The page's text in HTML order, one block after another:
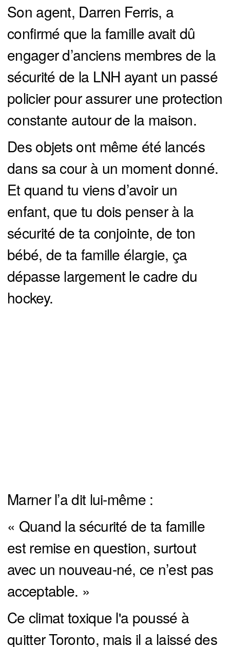
Son agent, Darren Ferris, a
confirmé que la famille avait dû
engager d’anciens membres de la
sécurité de la LNH ayant un passé
policier pour assurer une protection
constante autour de la maison.
Des objets ont même été lancés
dans sa cour à un moment donné.
Et quand tu viens d’avoir un
enfant, que tu dois penser à la
sécurité de ta conjointe, de ton
bébé, de ta famille élargie, ça
dépasse largement le cadre du
hockey.
Marner l’a dit lui-même :
« Quand la sécurité de ta famille
est remise en question, surtout
avec un nouveau-né, ce n’est pas
acceptable. »
Ce climat toxique l'a poussé à
quitter Toronto, mais il a laissé des